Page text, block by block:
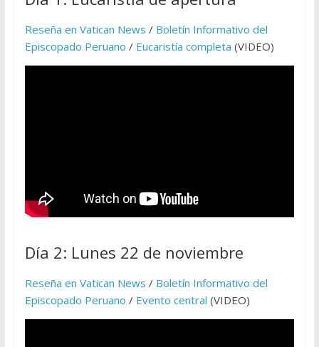
Reseña en Vatican News / Boletín Informativo del
Episcopado Peruano / Eucaristía completa (VIDEO)
Día 2: Lunes 22 de noviembre
Reseña en Vatican News / Boletín Informativo del
Episcopado Peruano / Evento central (VIDEO)